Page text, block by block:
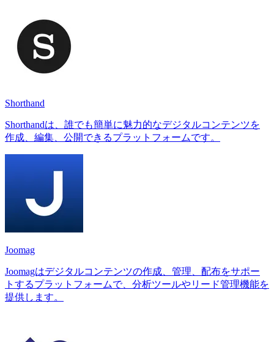
Shorthand
Shorthandは、誰でも簡単に魅力的なデジタルコンテンツを
作成、編集、公開できるプラットフォームです。
Joomag
Joomagはデジタルコンテンツの作成、管理、配布をサポー
トするプラットフォームで、分析ツールやリード管理機能を
提供します。